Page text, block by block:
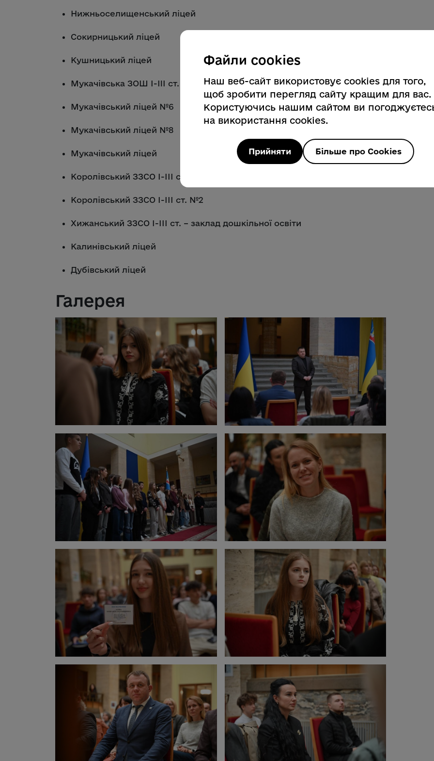
Нижньоселищенський ліцей
Сокирницький ліцей
Кушницький ліцей
Мукачівська ЗОШ I-III ст. № 2 ім. Т.Г. Шевченка
Мукачівський ліцей №6
Мукачівський ліцей №8
Мукачівський ліцей
Королівський ЗЗСО І-ІІІ ст. №1
Королівський ЗЗСО І-ІІІ ст. №2
Хижанський ЗЗСО І-ІІІ ст. – заклад дошкільної освіти
Калинівський ліцей
Дубівський ліцей
Галерея
Файли cookies
Наш веб-сайт використовує cookies для того,
щоб зробити перегляд сайту кращим для вас.
Користуючись нашим сайтом ви
на використання cookies.
Прийняти Більше про Cookies